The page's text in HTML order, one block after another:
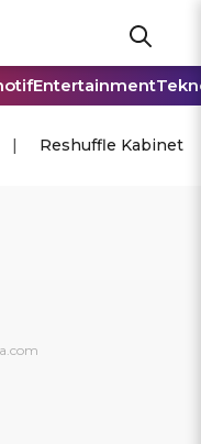
Entertainment
Reshuffle Kabinet